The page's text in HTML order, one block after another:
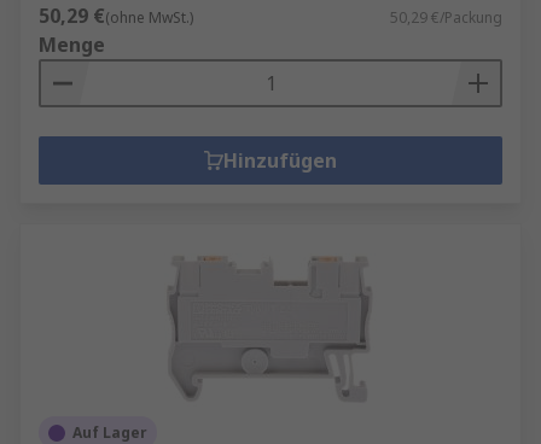
50,29 €(ohne MwSt.) 50,29 €/Packung
Menge
Hinzufügen
Auf Lager